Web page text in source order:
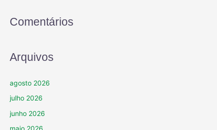
Comentários
Arquivos
agosto 2026
julho 2026
junho 2026